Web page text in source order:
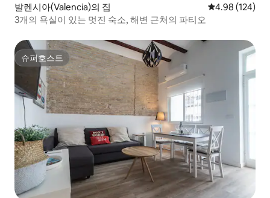
발렌시아(Valencia)의 집 평점 4.98점(5
4.98 (124)
3개의 욕실이 있는 멋진 숙소, 해변 근처의 파티오
슈퍼호스트
슈퍼호스트